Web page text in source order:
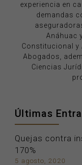
experiencia en
demandas
Anáhuac
Constitucional y
Abogados,
Ciencias
Últimas
Quejas contra
170%
5 agosto, 2020